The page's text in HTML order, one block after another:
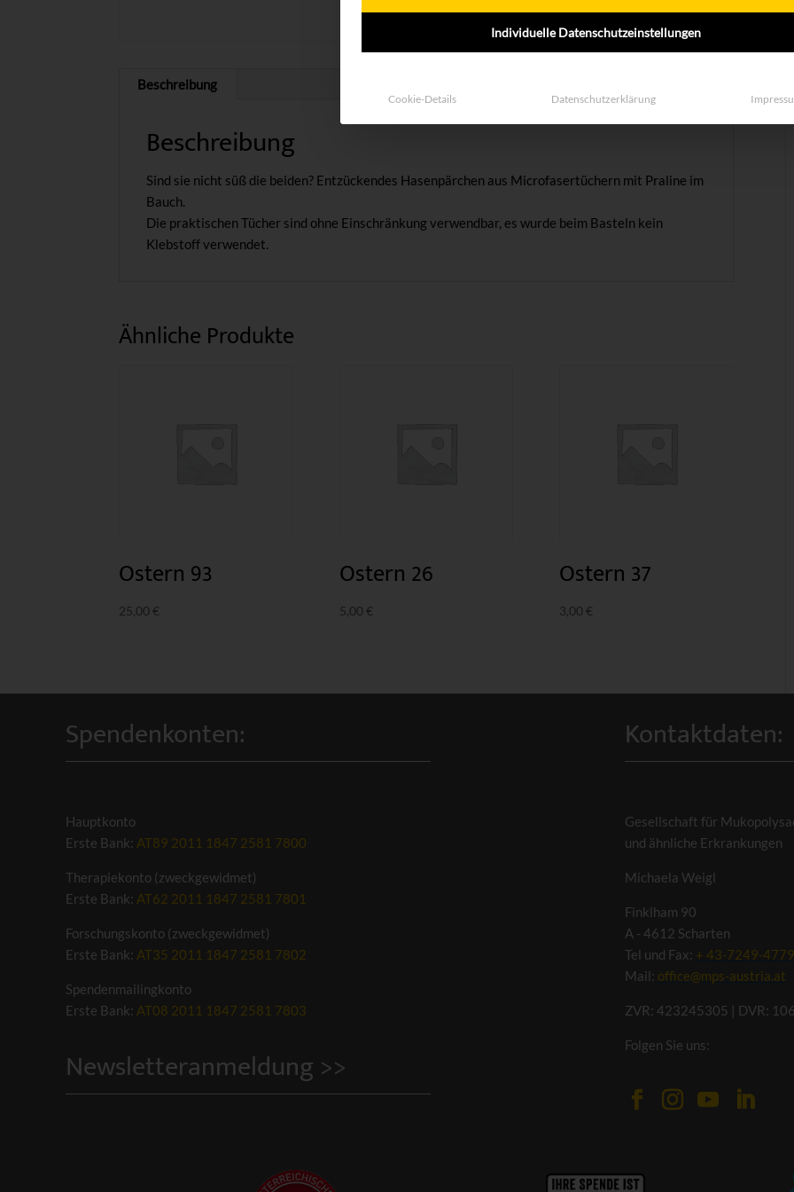
Beschreibung
Beschreibung
Sind sie nicht süß die beiden? Entzückendes Hasenpärchen aus Microfasertüchern mit Praline im
Bauch.
Die praktischen Tücher sind ohne Einschränkung verwendbar, es wurde beim Basteln kein
Klebstoff verwendet.
Ähnliche Produkte
Ostern 93
25,00 €
Ostern 26
5,00 €
Ostern 37
3,00 €
Spendenkonten:
Hauptkonto
Erste Bank: AT89 2011 1847 2581 7800
Therapiekonto (zweckgewidmet)
Erste Bank: AT62 2011 1847 2581 7801
Forschungskonto (zweckgewidmet)
Erste Bank: AT35 2011 1847 2581 7802
Spendenmailingkonto
Erste Bank: AT08 2011 1847 2581 7803
Newsletteranmeldung >>
Kontaktdaten:
Gesellschaft für
und ähnliche Erkrankungen
Michaela Weigl
Finklham 90
A - 4612 Scharten
Tel und Fax: + 43-7249-
Mail: office@mps-austria.at
ZVR: 423245305 | DVR:
Folgen Sie uns:
Individuelle Datenschutzeinstellungen
Cookie-Details Datenschutzerklärung